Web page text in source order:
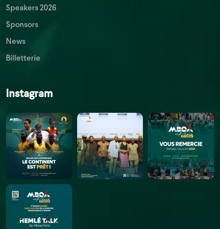
Speakers 2026
Sponsors
News
Billetterie
Instagram